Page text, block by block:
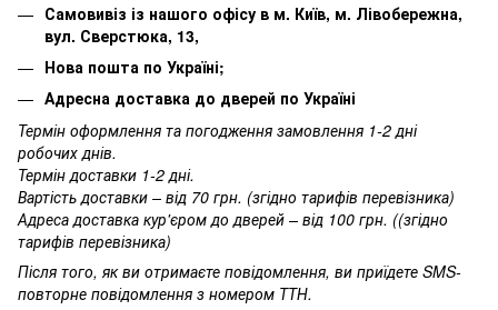
Самовивіз із нашого офісу в м. Київ, м. Лівобережна,
вул. Сверстюка, 13,
Нова пошта по Україні;
Адресна доставка до дверей по Україні
Термін оформлення та погодження замовлення 1-2 дні
робочих днів.
Термін доставки 1-2 дні.
Вартість доставки – від 70 грн. (згідно тарифів перевізника)
Адреса доставка кур'єром до дверей – від 100 грн. ((згідно
тарифів перевізника)
Після того, як ви отримаєте повідомлення, ви приїдете SMS-
повторне повідомлення з номером ТТН.